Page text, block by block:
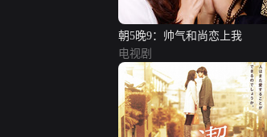
朝5晚9：帅气和尚恋上我
电视剧